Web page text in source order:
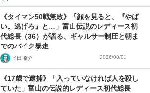
《タイマン50戦無敗》「顔を見ると、『やば
い。逃げろ』と…」富山伝説のレディース初
代総長（36）が語る、ギャルサー制圧と朝ま
でのバイク暴走
平田 裕介 2026/08/01
《17歳で逮捕》「入っていなければ人を殺し
ていた」富山の伝説的レディース初代総長